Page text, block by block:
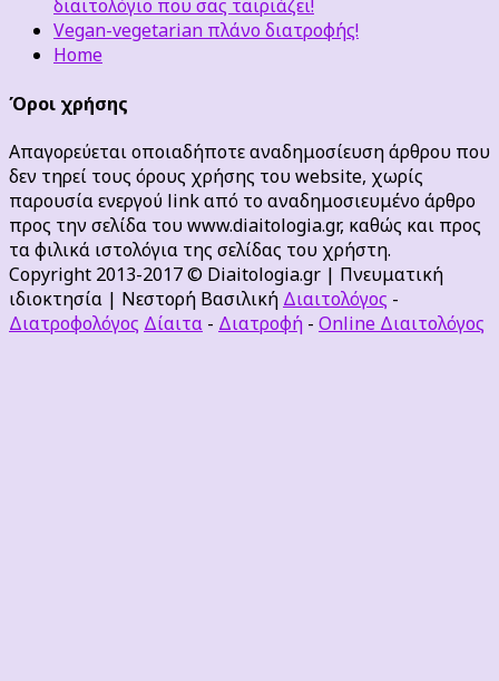
διαιτολόγιο που σας ταιριάζει!
Vegan-vegetarian πλάνο διατροφής!
Home
Όροι χρήσης
Απαγορεύεται οποιαδήποτε αναδημοσίευση άρθρου που
δεν τηρεί τους όρους χρήσης του website, χωρίς
παρουσία ενεργού link από το αναδημοσιευμένο άρθρο
προς την σελίδα του www.diaitologia.gr, καθώς και προς
τα φιλικά ιστολόγια της σελίδας του χρήστη.
Copyright 2013-2017 © Diaitologia.gr | Πνευματική
ιδιοκτησία | Νεστορή Βασιλική Διαιτολόγος -
Διατροφολόγος Δίαιτα - Διατροφή - Online Διαιτολόγος